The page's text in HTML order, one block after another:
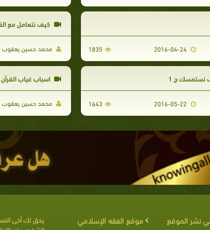
1835
كيف نتعامل مع
محمد حسين يعقوب
نستمسك ج 1
1643
اسباب غياب القرآن
محمد حسين يعقوب
نشر الموقع
موقع الفقه الإسلامي
يحق لك أخى